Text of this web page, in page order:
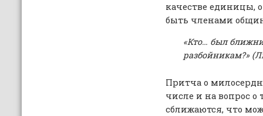
качестве единицы,
быть членами
«Кто… был
разбойникам?»
Притча о
числе и на вопрос о
сближаются, что